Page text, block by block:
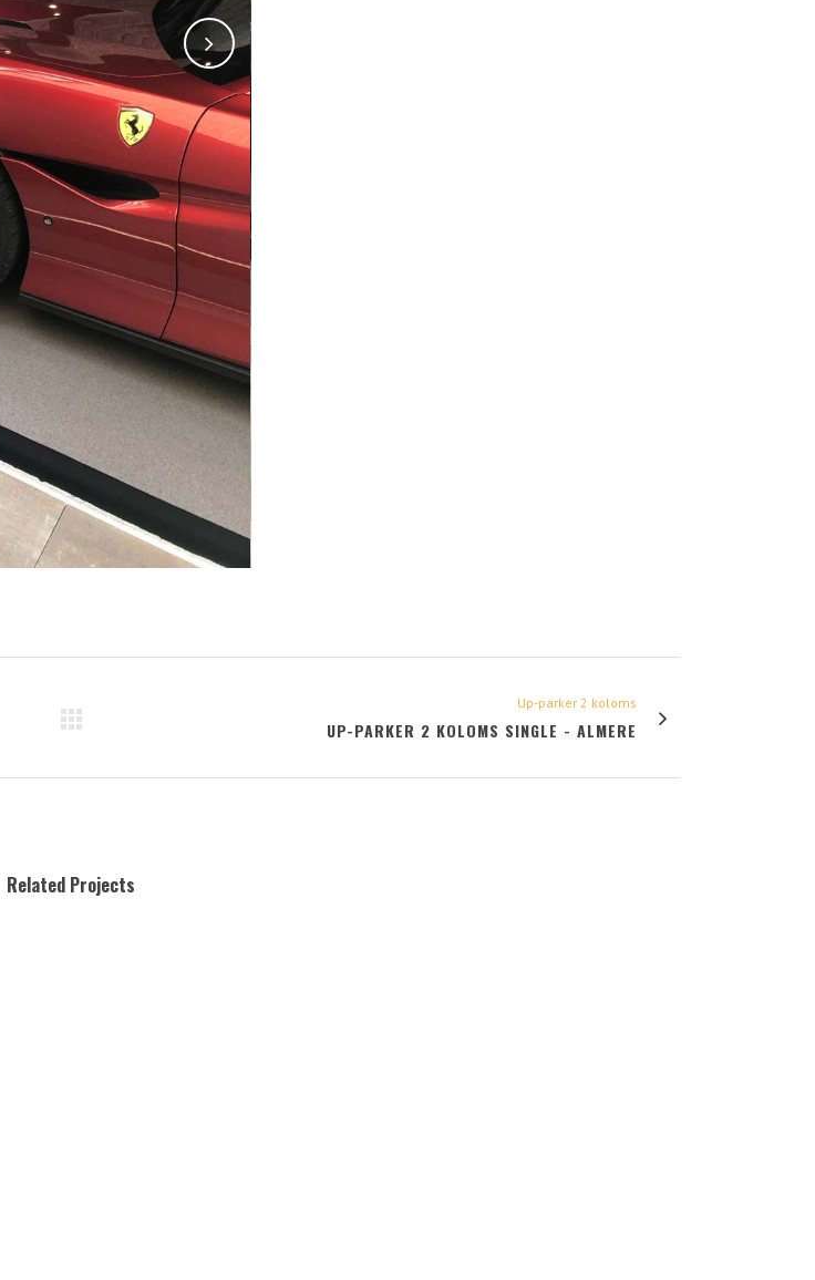
Up-parker 2 koloms
UP-PARKER 2 KOLOMS SINGLE - ALMERE
Related Projects